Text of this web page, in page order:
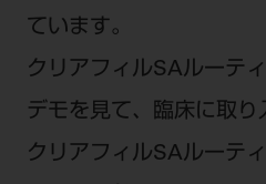
ています。
クリアフィルSAルーテ
デモを見て、臨床に取り
クリアフィルSAルーテ
推奨環境